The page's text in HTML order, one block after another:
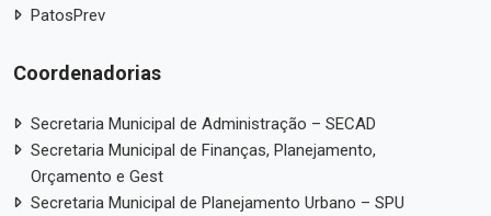
PatosPrev
Coordenadorias
Secretaria Municipal de Administração – SECAD
Secretaria Municipal de Finanças, Planejamento,
Orçamento e Gest
Secretaria Municipal de Planejamento Urbano – SPU